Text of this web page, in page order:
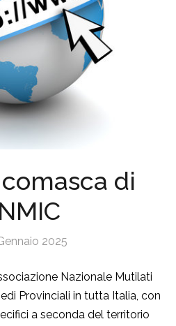
di
2025
Nazionale Mutilati
Provinciali in tutta Italia, con
a seconda del territorio